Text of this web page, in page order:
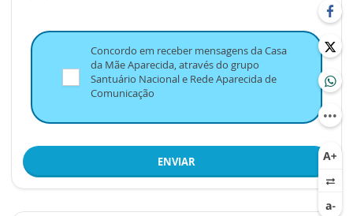
Concordo em receber mensagens da Casa
da Mãe Aparecida, através do grupo
Santuário Nacional e Rede Aparecida de
Comunicação
ENVIAR